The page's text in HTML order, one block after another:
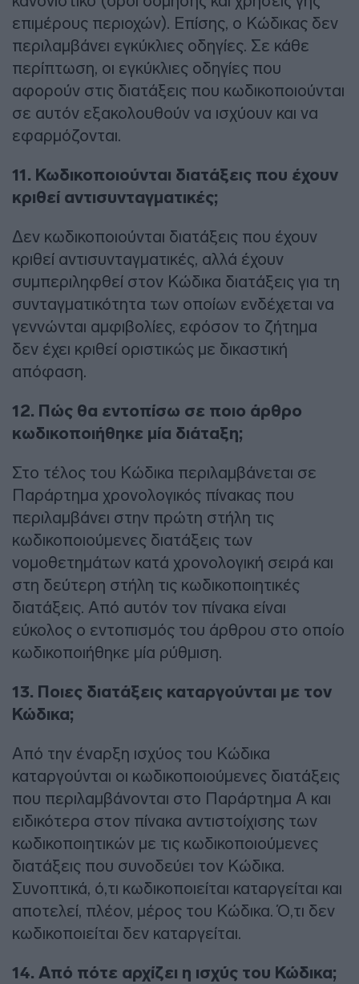
επιμέρους περιοχών). Επίσης, ο Κώδικας δεν
περιλαμβάνει εγκύκλιες οδηγίες. Σε κάθε
περίπτωση, οι εγκύκλιες οδηγίες που
αφορούν στις διατάξεις που κωδικοποιούνται
σε αυτόν εξακολουθούν να ισχύουν και να
εφαρμόζονται.
11. Κωδικοποιούνται διατάξεις που έχουν
κριθεί αντισυνταγματικές;
Δεν κωδικοποιούνται διατάξεις που έχουν
κριθεί αντισυνταγματικές, αλλά έχουν
συμπεριληφθεί στον Κώδικα διατάξεις για τη
συνταγματικότητα των οποίων ενδέχεται να
γεννώνται αμφιβολίες, εφόσον το ζήτημα
δεν έχει κριθεί οριστικώς με δικαστική
απόφαση.
12. Πώς θα εντοπίσω σε ποιο άρθρο
κωδικοποιήθηκε μία διάταξη;
Στο τέλος του Κώδικα περιλαμβάνεται σε
Παράρτημα χρονολογικός πίνακας που
περιλαμβάνει στην πρώτη στήλη τις
κωδικοποιούμενες διατάξεις των
νομοθετημάτων κατά χρονολογική σειρά και
στη δεύτερη στήλη τις κωδικοποιητικές
διατάξεις. Από αυτόν τον πίνακα είναι
εύκολος ο εντοπισμός του άρθρου στο οποίο
κωδικοποιήθηκε μία ρύθμιση.
13. Ποιες διατάξεις καταργούνται με τον
Κώδικα;
Από την έναρξη ισχύος του Κώδικα
καταργούνται οι κωδικοποιούμενες διατάξεις
που περιλαμβάνονται στο Παράρτημα Α και
ειδικότερα στον πίνακα αντιστοίχισης των
κωδικοποιητικών με τις κωδικοποιούμενες
διατάξεις που συνοδεύει τον Κώδικα.
Συνοπτικά, ό,τι κωδικοποιείται καταργείται και
αποτελεί, πλέον, μέρος του Κώδικα. Ό,τι δεν
κωδικοποιείται δεν καταργείται.
14. Από πότε αρχίζει η ισχύς του Κώδικα;